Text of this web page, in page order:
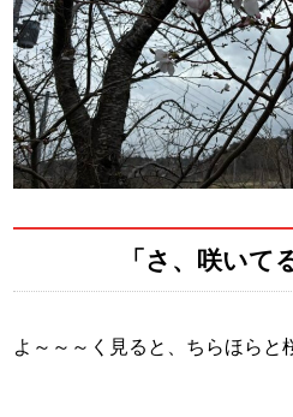
「さ、咲いて
よ～～～く見ると、ちらほら